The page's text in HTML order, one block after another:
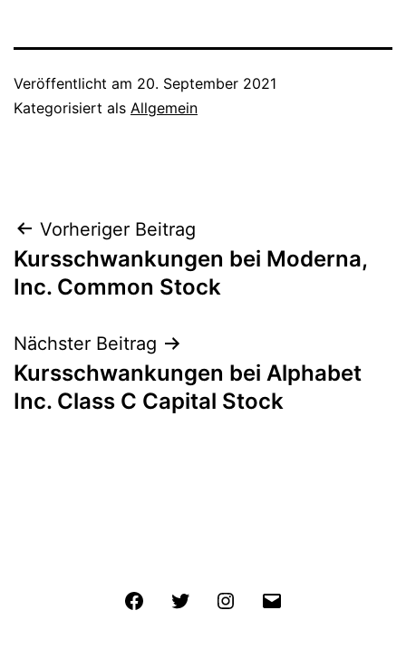
Veröffentlicht am 20. September 2021
Kategorisiert als Allgemein
Beitragsnavigation
Vorheriger Beitrag
Kursschwankungen bei Moderna,
Inc. Common Stock
Nächster Beitrag
Kursschwankungen bei Alphabet
Inc. Class C Capital Stock
FacebookTwitter Instagram